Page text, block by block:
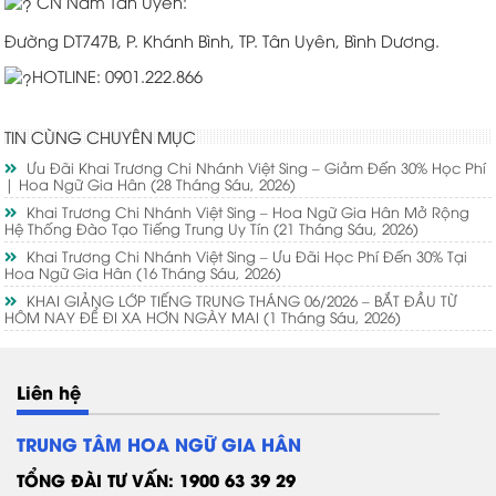
Đường DT747B, P. Khánh Bình, TP. Tân Uyên, Bình Dương.
HOTLINE: 0901.222.866
TIN CÙNG CHUYÊN MỤC
Ưu Đãi Khai Trương Chi Nhánh Việt Sing – Giảm Đến 30% Học Phí
| Hoa Ngữ Gia Hân(28 Tháng Sáu, 2026)
Khai Trương Chi Nhánh Việt Sing – Hoa Ngữ Gia Hân Mở Rộng
Hệ Thống Đào Tạo Tiếng Trung Uy Tín(21 Tháng Sáu, 2026)
Khai Trương Chi Nhánh Việt Sing – Ưu Đãi Học Phí Đến 30% Tại
Hoa Ngữ Gia Hân(16 Tháng Sáu, 2026)
KHAI GIẢNG LỚP TIẾNG TRUNG THÁNG 06/2026 – BẮT ĐẦU TỪ
HÔM NAY ĐỂ ĐI XA HƠN NGÀY MAI(1 Tháng Sáu, 2026)
Liên hệ
TRUNG TÂM HOA NGỮ GIA HÂN
TỔNG ĐÀI TƯ VẤN: 1900 63 39 29